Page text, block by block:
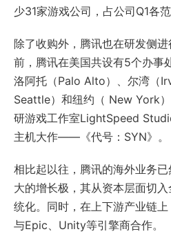
少31家游戏公司，占公司Q1各
除了收购外，腾讯也在研发侧
前，腾讯在美国共设有5个办事
洛阿托（Palo Alto）、尔湾（
Seattle）和纽约（ New York
研游戏工作室LightSpeed
主机大作——《代号：SYN》。
相比起以往，腾讯的海外业务
大的增长极，其从资本层面切
统化。同时，在上下游产业链上
与Epic、Unity等引擎商合作。